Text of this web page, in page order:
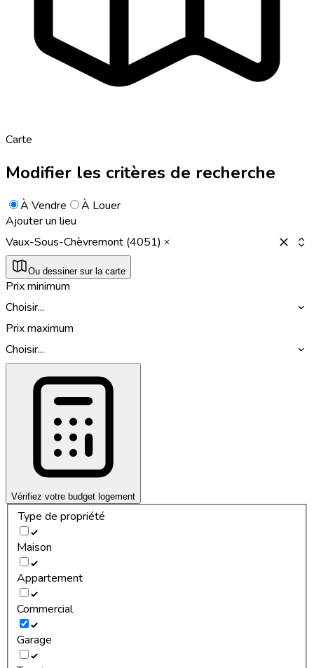
Carte
Modifier les critères de recherche
À Vendre
À Louer
Ajouter un lieu
Vaux-Sous-Chèvremont (4051)
Ou dessiner sur la carte
Prix minimum
Choisir...
Prix maximum
Choisir...
Vérifiez votre budget logement
Type de propriété
Maison
Appartement
Commercial
Garage